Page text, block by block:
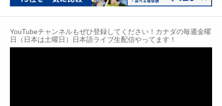
Contact
YouTubeチャンネルもぜひ登録してください！カナダの毎週金曜
日（日本は土曜日）日本語ライブ生配信やってます！